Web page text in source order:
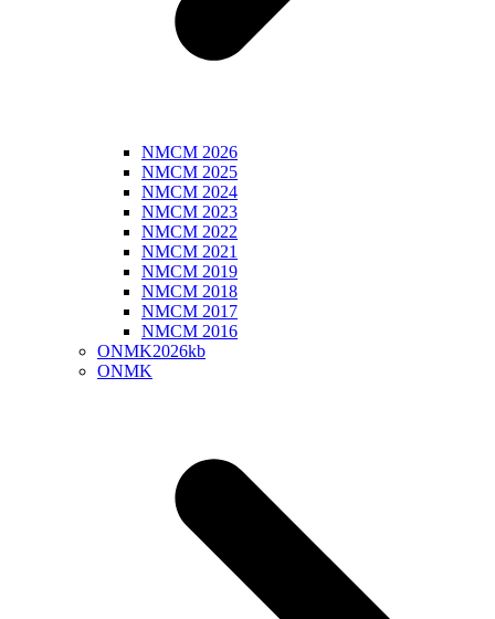
NMCM 2026
NMCM 2025
NMCM 2024
NMCM 2023
NMCM 2022
NMCM 2021
NMCM 2019
NMCM 2018
NMCM 2017
NMCM 2016
ONMK2026kb
ONMK